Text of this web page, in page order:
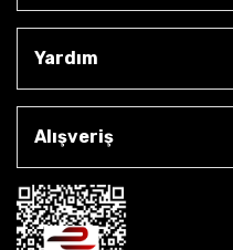
Yardım
Alışveriş